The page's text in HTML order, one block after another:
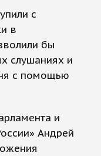
с
в
бы
слушаниях и
с помощью
и
Андрей